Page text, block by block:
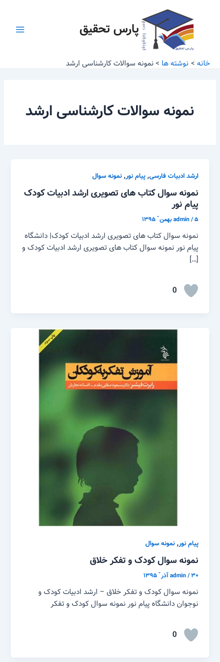
پارس تحقیق
خانه نوشته ها نمونه سوالات کارشناسی ارشد
نمونه سوالات کارشناسی ارشد
ارشد ادبیات فارسی,پیام نور,نمونه سوال
نمونه سوال کتاب های تصویری ارشد ادبیات کودک
پیام نور
admin/۵ بهمن ّ ۱۳۹۵
نمونه سوال کتاب های تصویری ارشد ادبیات کودک| دانشگاه
پیام نور نمونه سوال کتاب های تصویری ارشد ادبیات کودک و
[…]
0
پیام نور,نمونه سوال
نمونه سوال کودک و تفکر خلاق
admin/۳۰ آذر ّ ۱۳۹۵
نمونه سوال کودک و تفکر خلاق – ارشد ادبیات کودک و
نوجوان دانشگاه پیام نور نمونه سوال کودک و تفکر
0